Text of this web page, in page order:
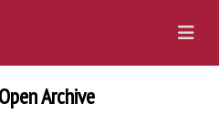
Archive